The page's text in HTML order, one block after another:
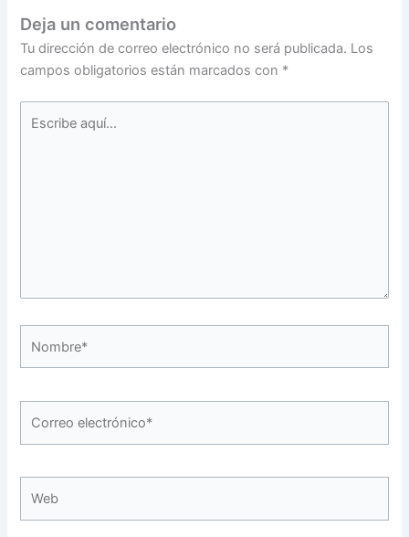
Deja un comentario
Tu dirección de correo electrónico no será publicada. Los
campos obligatorios están marcados con *
aquí...
electrónico*